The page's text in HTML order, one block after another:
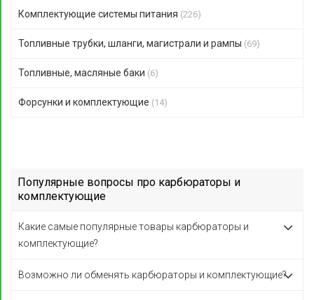
Комплектующие системы питания (226)
Топливные трубки, шланги, магистрали и рампы (69)
Топливные, масляные баки (6)
Форсунки и комплектующие (14)
Популярные вопросы про карбюраторы и
комплектующие
Какие самые популярные товары карбюраторы и
комплектующие?
Возможно ли обменять карбюраторы и комплектующие?